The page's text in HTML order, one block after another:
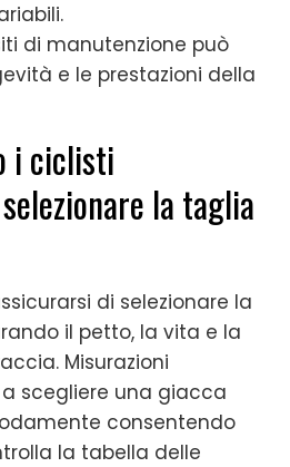
di manutenzione può
e le prestazioni della
i ciclisti
la taglia
di selezionare la
il petto, la vita e la
Misurazioni
scegliere una giacca
consentendo
la tabella delle